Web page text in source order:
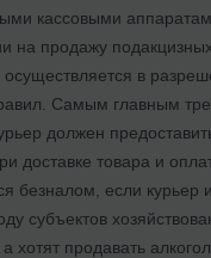
кассовыми
на продажу
в
Самым главным
должен
доставке товара и
безналом, если курьер
субъектов
хотят продавать